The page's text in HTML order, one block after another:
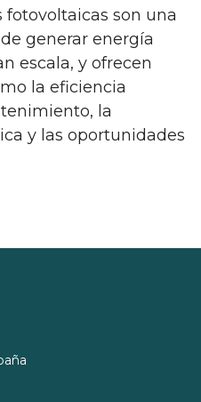
fotovoltaicas son una
generar energía
escala, y ofrecen
la eficiencia
la
y las oportunidades